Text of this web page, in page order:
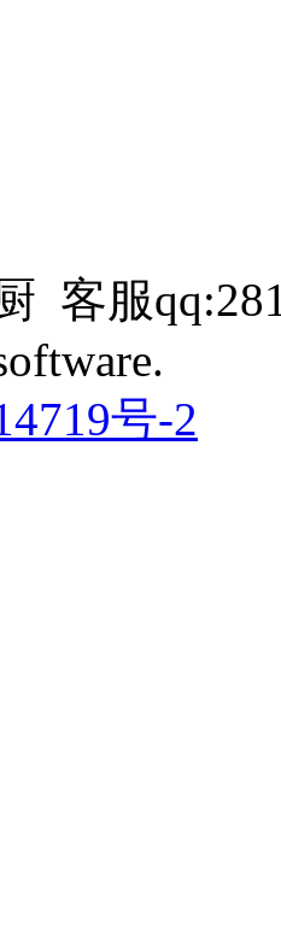
客服
号-2